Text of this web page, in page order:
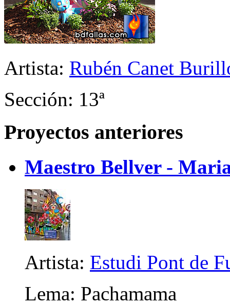
Artista: Rubén Canet
Sección: 13ª
Proyectos anteriores
Maestro Bellver -
Artista: Estudi Pont de
Lema: Pachamama